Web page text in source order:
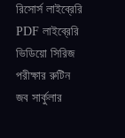
রিসোর্স লাইব্রেরি
PDF লাইব্রেরি
ভিডিয়ো সিরিজ
পরীক্ষার রুটিন
জব সার্কুলার